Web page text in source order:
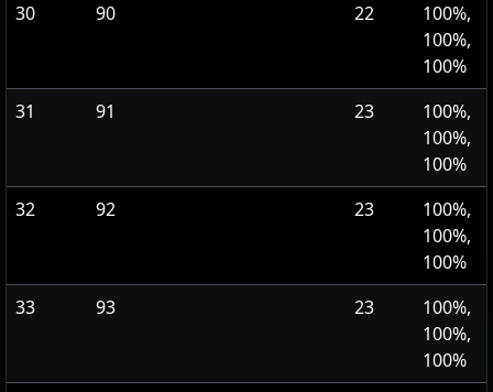
30
90 22
100%,
100%,
100%
31
91 23
100%,
100%,
100%
32
92 23
100%,
100%,
100%
33
93 23
100%,
100%,
100%